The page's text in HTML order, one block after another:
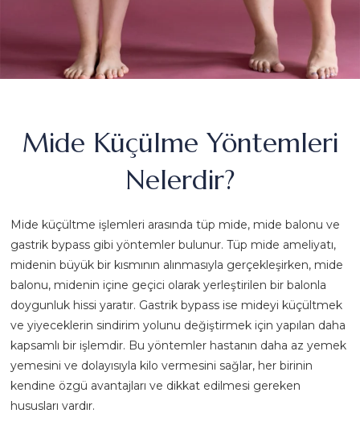
Mide Küçülme Yöntemleri
Nelerdir?
Mide küçültme işlemleri arasında tüp mide, mide balonu ve
gastrik bypass gibi yöntemler bulunur. Tüp mide ameliyatı,
midenin büyük bir kısmının alınmasıyla gerçekleşirken, mide
balonu, midenin içine geçici olarak yerleştirilen bir balonla
doygunluk hissi yaratır. Gastrik bypass ise mideyi küçültmek
ve yiyeceklerin sindirim yolunu değiştirmek için yapılan daha
kapsamlı bir işlemdir. Bu yöntemler hastanın daha az yemek
yemesini ve dolayısıyla kilo vermesini sağlar, her birinin
kendine özgü avantajları ve dikkat edilmesi gereken
hususları vardır.